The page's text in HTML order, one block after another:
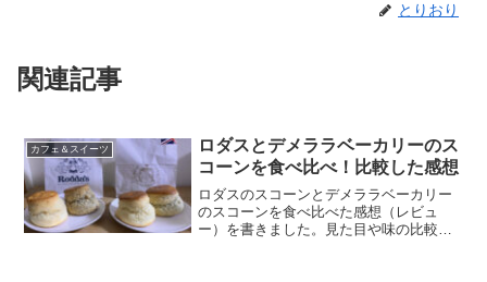
とりおり
関連記事
カフェ＆スイーツ
ロダスとデメララベーカリーのス
コーンを食べ比べ！比較した感想
ロダスのスコーンとデメララベーカリー
のスコーンを食べ比べた感想（レビュ
ー）を書きました。見た目や味の比較、